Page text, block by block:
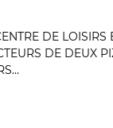
DE LOISIRS
DE DEUX